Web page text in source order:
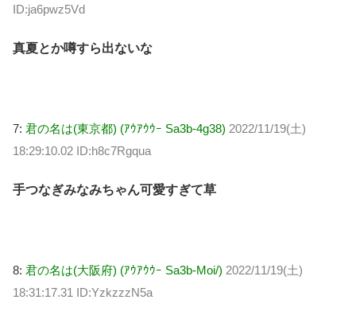
ID:ja6pwz5Vd
真夏とか噂すら出ないな
7: 君の名は(東京都) (ｱｳｱｳｳｰ Sa3b-4g38) 2022/11/19(土)
18:29:10.02 ID:h8c7Rgqua
手つなぎみなみちゃん可愛すぎて草
8: 君の名は(大阪府) (ｱｳｱｳｳｰ Sa3b-Moi/) 2022/11/19(土)
18:31:17.31 ID:YzkzzzN5a